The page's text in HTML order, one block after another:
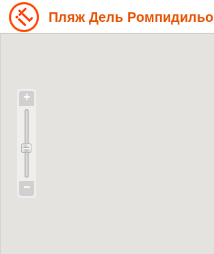
Пляж Дель Ромпидильо
+
−